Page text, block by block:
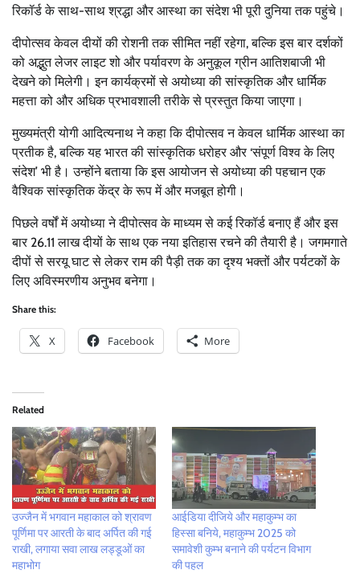
रिकॉर्ड के साथ-साथ श्रद्धा और आस्था का संदेश भी पूरी दुनिया तक पहुंचे।
दीपोत्सव केवल दीयों की रोशनी तक सीमित नहीं रहेगा, बल्कि इस बार दर्शकों
को अद्भुत लेजर लाइट शो और पर्यावरण के अनुकूल ग्रीन आतिशबाजी भी
देखने को मिलेगी। इन कार्यक्रमों से अयोध्या की सांस्कृतिक और धार्मिक
महत्ता को और अधिक प्रभावशाली तरीके से प्रस्तुत किया जाएगा।
मुख्यमंत्री योगी आदित्यनाथ ने कहा कि दीपोत्सव न केवल धार्मिक आस्था का
प्रतीक है, बल्कि यह भारत की सांस्कृतिक धरोहर और ‘संपूर्ण विश्व के लिए
संदेश’ भी है। उन्होंने बताया कि इस आयोजन से अयोध्या की पहचान एक
वैश्विक सांस्कृतिक केंद्र के रूप में और मजबूत होगी।
पिछले वर्षों में अयोध्या ने दीपोत्सव के माध्यम से कई रिकॉर्ड बनाए हैं और इस
बार 26.11 लाख दीयों के साथ एक नया इतिहास रचने की तैयारी है। जगमगाते
दीपों से सरयू घाट से लेकर राम की पैड़ी तक का दृश्य भक्तों और पर्यटकों के
लिए अविस्मरणीय अनुभव बनेगा।
Share this:
X Facebook More
Related
उज्जैन में भगवान महाकाल को श्रावण
पूर्णिमा पर आरती के बाद अर्पित की गई
राखी, लगाया सवा लाख लड्डूओं का
महाभोग
आईडिया दीजिये और महाकुम्भ का
हिस्सा बनिये, महाकुम्भ 2025 को
समावेशी कुम्भ बनाने की पर्यटन विभाग
की पहल